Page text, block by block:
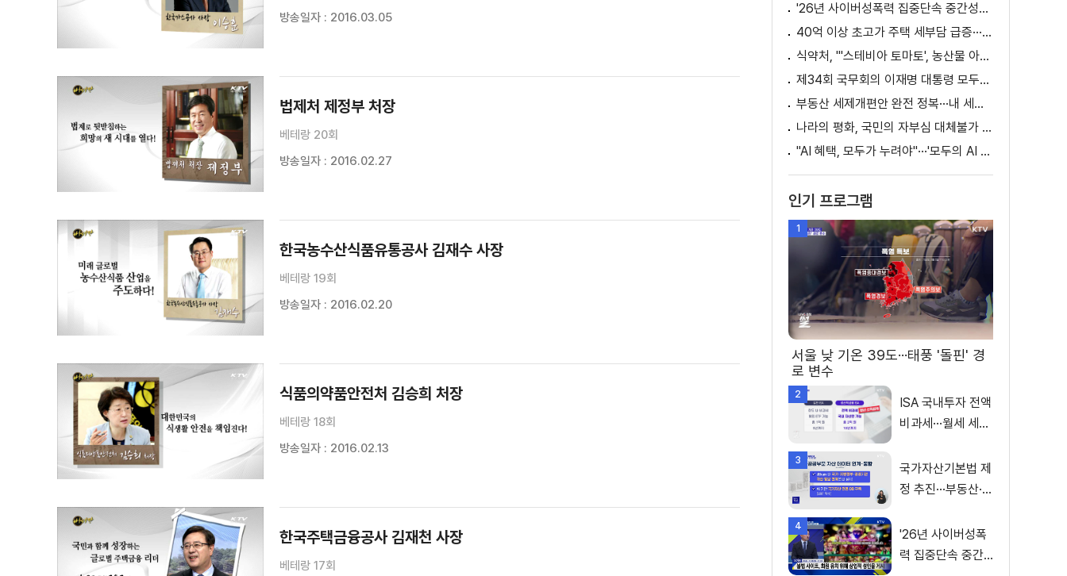
방송일자 : 2016.03.05
법제처 제정부 처장
베테랑 20회
방송일자 : 2016.02.27
한국농수산식품유통공사 김재수 사장
베테랑 19회
방송일자 : 2016.02.20
식품의약품안전처 김승희 처장
베테랑 18회
방송일자 : 2016.02.13
한국주택금융공사 김재천 사장
베테랑 17회
'26년 사이버성폭력 집중단속 중간성과 발표···향후 추진계획은?
40억 이상 초고가 주택 세부담 급증···실수요자 보호 강화
식약처, "'스테비아 토마토', 농산물 아닌 가공식품"
제34회 국무회의 이재명 대통령 모두발언
부동산 세제개편안 완전 정복···내 세금 어떻게 달라지나? [K-정책 사용법]
나라의 평화, 국민의 자부심 대체불가 대한민국 이재명 대통령 모두말씀
"AI 혜택, 모두가 누려야"···'모두의 AI 성장사다리' 출범
인기 프로그램
1
서울 낮 기온 39도···태풍 '돌핀' 경
로 변수
2
ISA 국내투자 전액
비과세···월세 세액
3
국가자산기본법 제
정 추진···부동산·주
4
'26년 사이버성폭
력 집중단속 중간